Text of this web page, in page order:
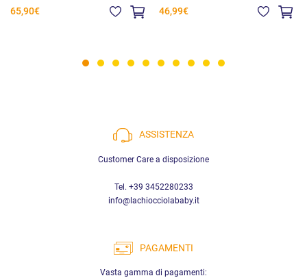
Consigli d’uso
65,90€ 46,99€
ASSISTENZA
Customer Care a disposizione
Tel. +39 3452280233
info@lachiocciolababy.it
PAGAMENTI
Vasta gamma di pagamenti: